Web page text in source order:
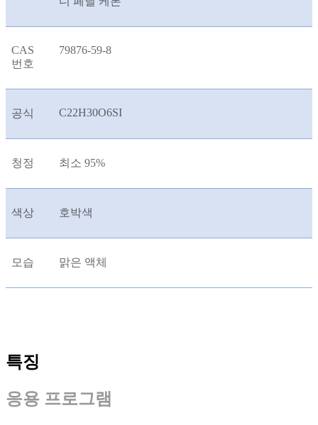
CAS
번호
79876-59-8
공식 C22H30O6SI
청정 최소 95%
색상 호박색
모습 맑은 액체
특징
응용 프로그램